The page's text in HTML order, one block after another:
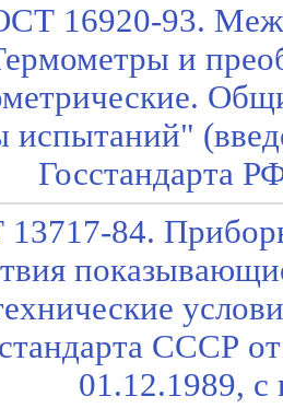
16920-93.
и
испытаний"
Госстандарта
84.
СССР
01.12.1989, с